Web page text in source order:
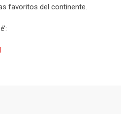
favoritos del continente.